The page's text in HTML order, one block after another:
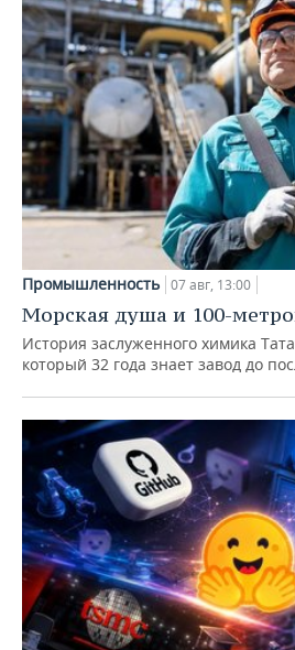
Промышленность 07 авг, 13:00
Морская душа и 100-
История заслуженного химика
который 32 года знает завод до